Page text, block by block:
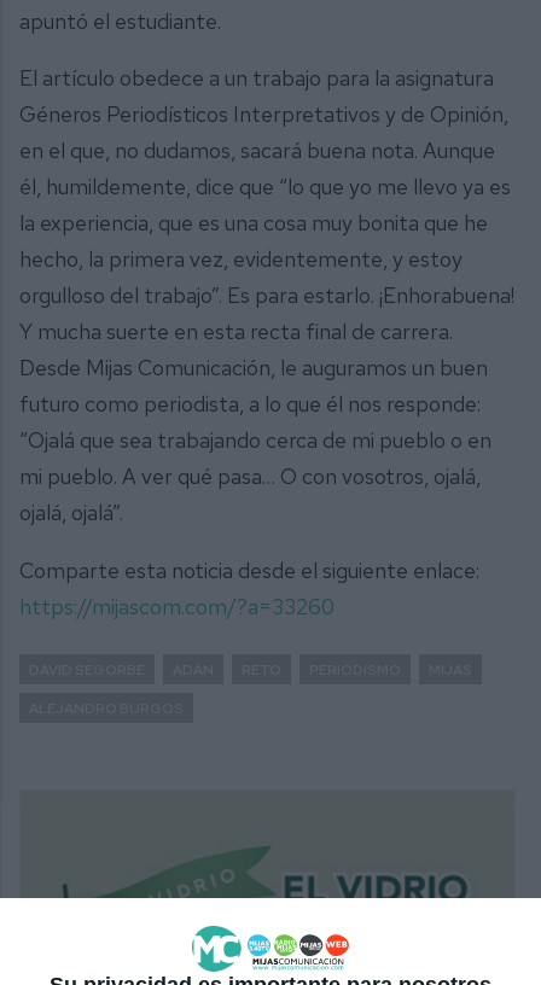
apuntó el estudiante.
El artículo obedece a un trabajo para la asignatura
Géneros Periodísticos Interpretativos y de Opinión,
en el que, no dudamos, sacará buena nota. Aunque
él, humildemente, dice que “lo que yo me llevo ya es
la experiencia, que es una cosa muy bonita que he
hecho, la primera vez, evidentemente, y estoy
orgulloso del trabajo”. Es para estarlo. ¡Enhorabuena!
Y mucha suerte en esta recta final de carrera.
Desde Mijas Comunicación, le auguramos un buen
futuro como periodista, a lo que él nos responde:
“Ojalá que sea trabajando cerca de mi pueblo o en
mi pueblo. A ver qué pasa… O con vosotros, ojalá,
ojalá, ojalá”.
Comparte esta noticia desde el siguiente enlace:
https://mijascom.com/?a=33260